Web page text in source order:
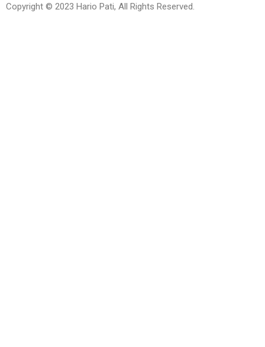
Copyright © 2023 Hario Pati, All Rights Reserved.